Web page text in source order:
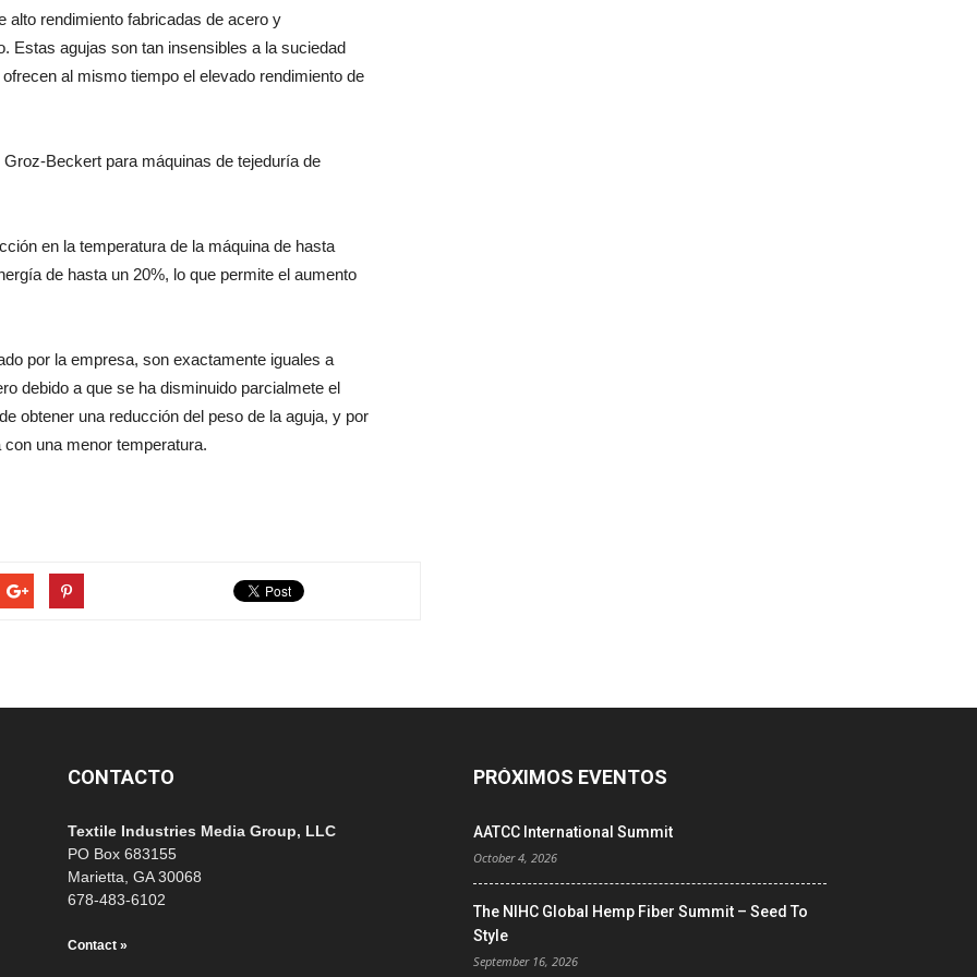
alto rendimiento fabricadas de acero y
Estas agujas son tan insensibles a la suciedad
al mismo tiempo el elevado rendimiento de
Beckert para máquinas de tejeduría de
en la temperatura de la máquina de hasta
de hasta un 20%, lo que permite el aumento
por la empresa, son exactamente iguales a
debido a que se ha disminuido parcialmete el
obtener una reducción del peso de la aguja, y por
una menor temperatura.
CONTACTO
Textile Industries Media Group, LLC
PO Box 683155
Marietta, GA 30068
678-483-6102
Contact »
PRÓXIMOS EVENTOS
AATCC International Summit
October 4, 2026
The NIHC Global Hemp Fiber Summit – Seed To
Style
September 16, 2026